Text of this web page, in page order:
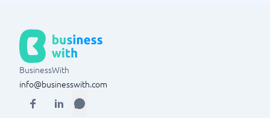
BusinessWith
info@businesswith.com